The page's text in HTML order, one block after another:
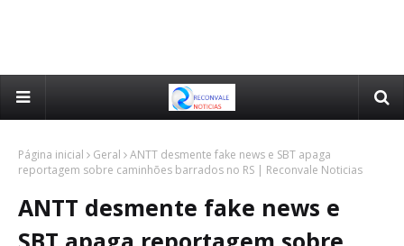
Página inicial Geral
ANTT desmente fake news e SBT apaga
reportagem sobre caminhões barrados no RS | Reconvale Noticias
ANTT desmente fake news e